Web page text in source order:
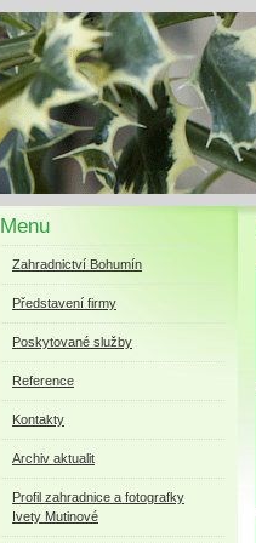
Menu
Zahradnictví Bohumín
Představení firmy
Poskytované služby
Reference
Kontakty
Archiv aktualit
Profil zahradnice a fotografky
Ivety Mutinové